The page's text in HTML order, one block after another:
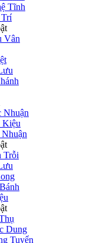
Tĩnh
Vân
Nhuận
Kiệu
Trỗi
Dung
Tuyển